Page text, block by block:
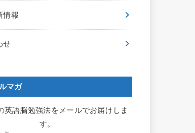
情報
せ
マガ
英語脳勉強法をメールでお届けしま
す。